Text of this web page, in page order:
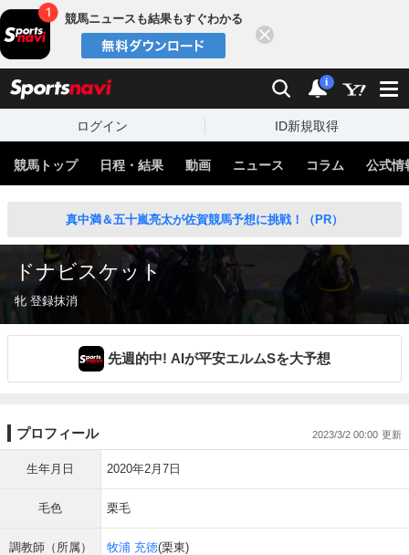
競馬ニュースも結果もすぐわかる
検索 通知
i
ログイン ID新規取得
競馬トップ 日程・結果 動画 ニュース コラム 公式情
真中満＆五十嵐亮太が佐賀競馬予想に挑戦！（PR）
ドナビスケット
牝 登録抹消
先週的中! AIが平安エルムSを大予想
プロフィール 2023/3/2 00:00
生年月日 2020年2月7日
毛色 栗毛
調教師（所属） 牧浦 充徳(栗東)